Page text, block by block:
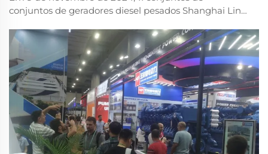
conjuntos de geradores diesel pesados Shanghai Ling
ajudar a cavar o canal.